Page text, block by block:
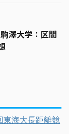
澤大学：区間
東海大長距離競